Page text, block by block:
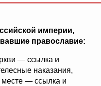
империи,
православие:
— ссылка и
наказания,
— ссылка и